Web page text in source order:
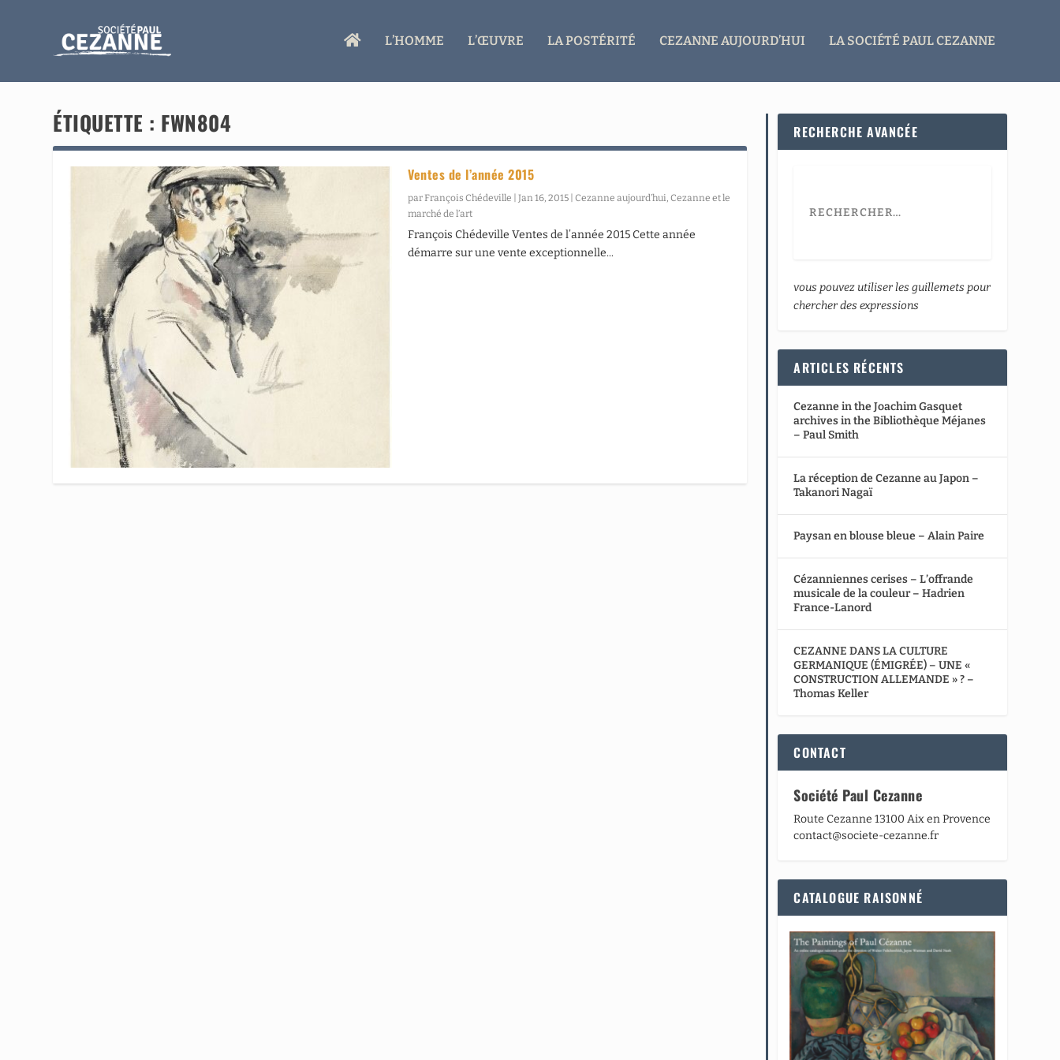
A
L’HOMME L’ŒUVRE LA POSTÉRITÉ CEZANNE AUJOURD’HUI LA SOCIÉTÉ PAUL CEZANNE
ÉTIQUETTE : FWN804
Ventes de l’année 2015
parFrançois Chédeville |Jan 16, 2015 |Cezanne aujourd’hui,Cezanne et le
marché de l’art
François Chédeville Ventes de l’année 2015 Cette année
démarre sur une vente exceptionnelle...
RECHERCHE AVANCÉE
vous pouvez utiliser les guillemets pour
chercher des expressions
ARTICLES RÉCENTS
Cezanne in the Joachim Gasquet
archives in the Bibliothèque Méjanes
– Paul Smith
La réception de Cezanne au Japon –
Takanori Nagaï
Paysan en blouse bleue – Alain Paire
Cézanniennes cerises – L’offrande
musicale de la couleur – Hadrien
France-Lanord
CEZANNE DANS LA CULTURE
GERMANIQUE (ÉMIGRÉE) – UNE «
CONSTRUCTION ALLEMANDE » ? –
Thomas Keller
CONTACT
Société Paul Cezanne
Route Cezanne 13100 Aix en Provence
contact@societe-cezanne.fr
CATALOGUE RAISONNÉ